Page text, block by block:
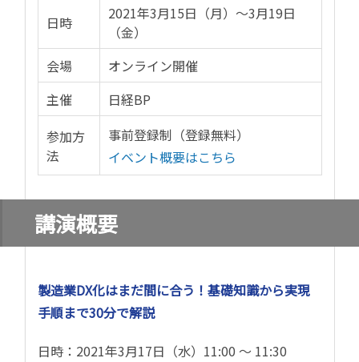
日時
2021年3月15日（月）～3月19日
（金）
会場
オンライン開催
主催
日経BP
参加方
法
事前登録制（登録無料）
イベント概要はこちら
講演概要
製造業DX化はまだ間に合う！基礎知識から実現
手順まで30分で解説
日時：2021年3月17日（水）11:00 ～ 11:30